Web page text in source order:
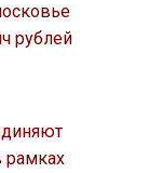
рублей
рамках